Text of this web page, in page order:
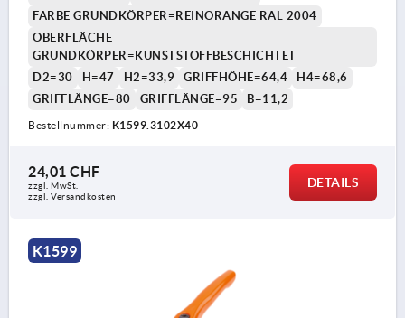
FARBE GRUNDKÖRPER=REINORANGE RAL 2004
OBERFLÄCHE
GRUNDKÖRPER=KUNSTSTOFFBESCHICHTET
D2=30
H=47 H2=33,9 GRIFFHÖHE=64,4
H4=68,6
GRIFFLÄNGE=80
GRIFFLÄNGE=95 B=11,2
Bestellnummer: K1599.3102X40
24,01 CHF
zzgl. MwSt.
zzgl. Versandkosten
DETAILS
K1599